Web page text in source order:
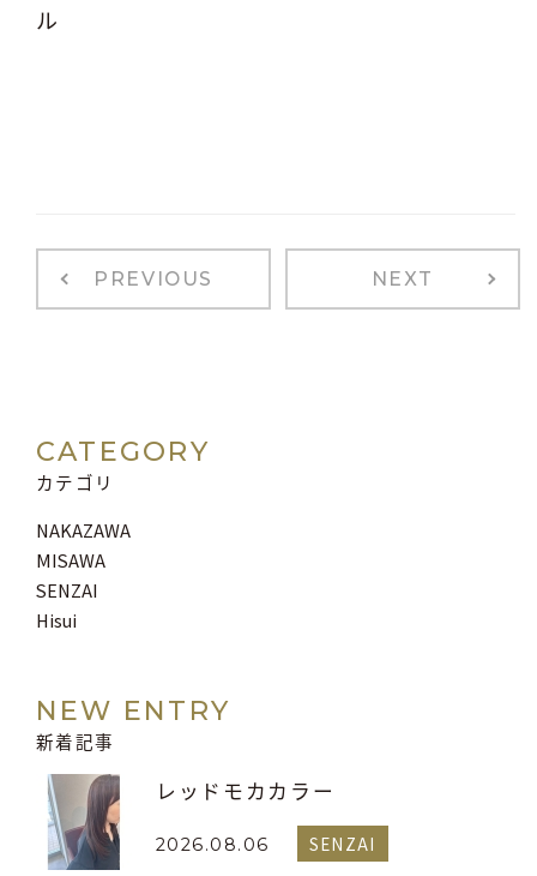
ル
PREVIOUS NEXT
CATEGORY
カテゴリ
NAKAZAWA
MISAWA
SENZAI
Hisui
NEW ENTRY
新着記事
レッドモカカラー
2026.08.06 SENZAI